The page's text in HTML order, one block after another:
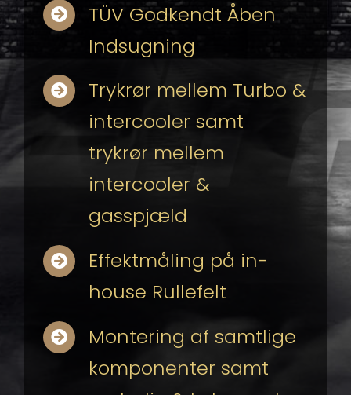
TÜV Godkendt Åben
Indsugning
Trykrør mellem Turbo &
intercooler samt
trykrør mellem
intercooler &
gasspjæld
Effektmåling på in-
house Rullefelt
Montering af samtlige
komponenter samt